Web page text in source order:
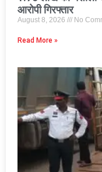
आरोपी गिरफ्तार
August 8, 2026 No
Read More »